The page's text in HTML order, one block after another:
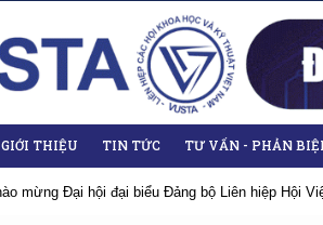
GIỚI THIỆU TIN TỨC TƯ VẤN - PHẢN
mừng Đại hội đại biểu Đảng bộ Liên hiệp Hội